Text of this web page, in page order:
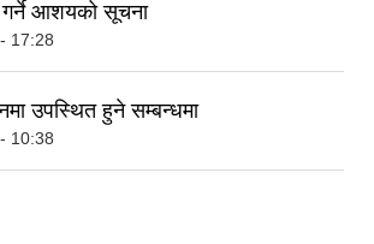
आशयको सूचना
17:28
उपस्थित हुने सम्बन्धमा
10:38